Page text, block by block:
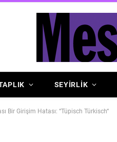
SEYİRLİK
Bir Girişim Hatası: “Tüpisch Türkisch“